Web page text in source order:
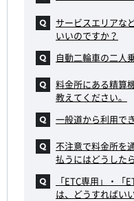
サービスエリアな
いいのですか？
自動二輪車の二人
料金所にある精算
教えてください。
一般道から利用で
不注意で料金所を
払うにはどうした
「ETC専用」・「
は、どうすればい